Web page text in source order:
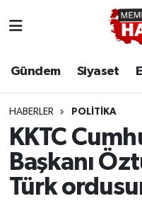
Gündem Siyaset
HABERLER POLITIKA
KKTC
Başkanı
Türk